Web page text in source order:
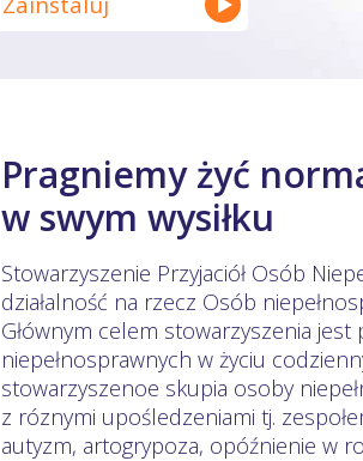
Pragniemy żyć
w swym wysiłku
Stowarzyszenie Przyjaciół Osób
działalność na rzecz Osób
Głównym celem stowarzyszenia
niepełnosprawnych w życiu
stowarzyszenoe skupia osoby
z róznymi upośledzeniami tj.
autyzm, artogrypoza, opóźnienie w